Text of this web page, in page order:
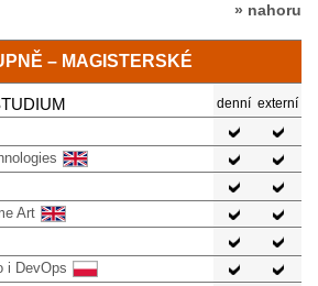
» nahoru
– MAGISTERSKÉ
denní externí
Art
i DevOps